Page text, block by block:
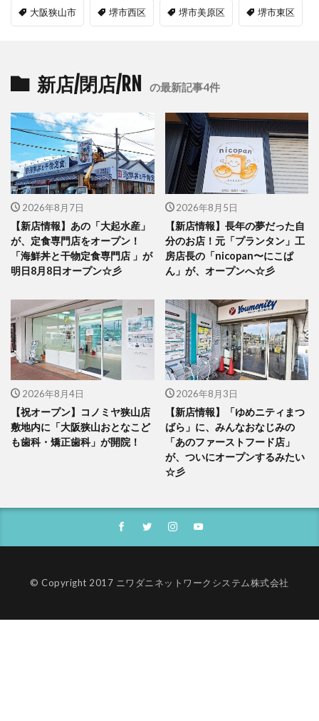
大阪狭山市 堺市西区 堺市美原区 堺市東区
新店/閉店/RN の最新記事4件
2026年8月7日
【新店情報】あの「大起水産」
が、定食専門店をオープン！
「海鮮丼と干物定食専門店 」が
明日8月8日オープン☆彡
2026年8月5日
【新店情報】長年の夢だった自
分のお店！元「プランタン」工
房店長の「nicopan〜にこぱ
ん」が、オープンへ☆彡
2026年8月4日
【祝オープン】コノミヤ狭山店
敷地内に「大阪狭山おとなこど
も歯科・矯正歯科」が開院！
2026年8月3日
【新店情報】「ゆめニティまつ
ばら」に、みんなおなじみの
「あのファーストフード店」
が、ついにオープンするみたい
☆彡
© Copyright 2017 ニワダニネットワークシステム株式会社